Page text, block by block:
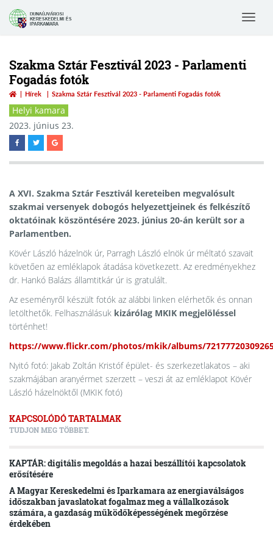
Toggle
Szakma Sztár Fesztivál 2023 - Parlamenti
Fogadás fotók
Hírek Szakma Sztár Fesztivál 2023 - Parlamenti Fogadás fotók
Helyi kamara
2023. június 23.
A XVI. Szakma Sztár Fesztivál kereteiben megvalósult
szakmai versenyek dobogós helyezettjeinek és felkészítő
oktatóinak köszöntésére 2023. június 20-án került sor a
Parlamentben.
Kövér László házelnök úr, Parragh László elnök úr méltató szavait
követően az emléklapok átadása következett. Az eredményekhez
dr. Hankó Balázs államtitkár úr is gratulált.
Az eseményről készült fotók az alábbi linken elérhetők és onnan
letölthetők. Felhasználásuk kizárólag MKIK megjelöléssel
történhet!
https://www.flickr.com/photos/mkik/albums/
Nyitó fotó: Jakab Zoltán Kristóf épület- és szerkezetlakatos – aki
szakmájában aranyérmet szerzett – veszi át az emléklapot Kövér
László házelnöktől (MKIK fotó)
KAPCSOLÓDÓ TARTALMAK
TUDJON MEG TÖBBET.
KAPTÁR: digitális megoldás a hazai beszállítói kapcsolatok
erősítésére
A Magyar Kereskedelmi és Iparkamara az energiaválságos
időszakban javaslatokat fogalmaz meg a vállalkozások
számára, a gazdaság működőképességének megőrzése
érdekében